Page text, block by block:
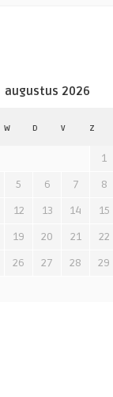
augustus 2026
W D V Z
1
5 6 7 8
12 13 14 15
19 20 21 22
26 27 28 29